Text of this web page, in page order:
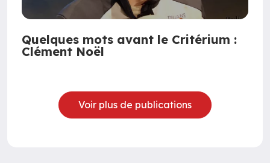
Quelques mots avant le Critérium :
Clément Noël
Voir plus de publications